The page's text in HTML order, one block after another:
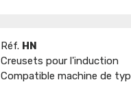
Réf. HN
Creusets pour l'induction
Compatible machine de